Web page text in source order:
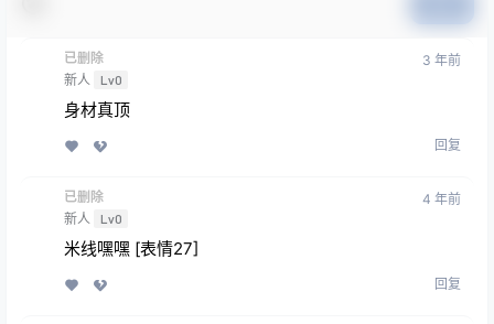
已删除
新人
Lv0
3 年前
身材真顶
回复
已删除
新人
Lv0
4 年前
米线嘿嘿 [表情27]
回复